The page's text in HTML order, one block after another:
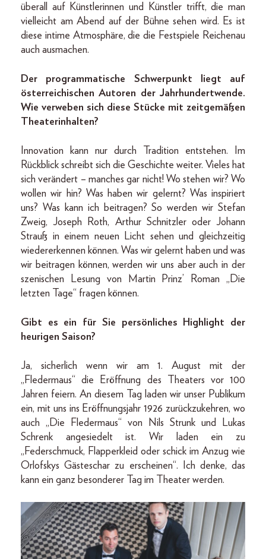
überall auf Künstlerinnen und Künstler trifft, die man
vielleicht am Abend auf der Bühne sehen wird. Es ist
diese intime Atmosphäre, die die Festspiele Reichenau
auch ausmachen.
Der programmatische Schwerpunkt liegt auf
österreichischen Autoren der Jahrhundertwende.
Wie verweben sich diese Stücke mit zeitgemäßen
Theaterinhalten?
Innovation kann nur durch Tradition entstehen. Im
Rückblick schreibt sich die Geschichte weiter. Vieles hat
sich verändert – manches gar nicht! Wo stehen wir? Wo
wollen wir hin? Was haben wir gelernt? Was inspiriert
uns? Was kann ich beitragen? So werden wir Stefan
Zweig, Joseph Roth, Arthur Schnitzler oder Johann
Strauß in einem neuen Licht sehen und gleichzeitig
wiedererkennen können. Was wir gelernt haben und was
wir beitragen können, werden wir uns aber auch in der
szenischen Lesung von Martin Prinz’ Roman „Die
letzten Tage“ fragen können.
Gibt es ein für Sie persönliches Highlight der
heurigen Saison?
Ja, sicherlich wenn wir am 1. August mit der
„Fledermaus“ die Eröffnung des Theaters vor 100
Jahren feiern. An diesem Tag laden wir unser Publikum
ein, mit uns ins Eröffnungsjahr 1926 zurückzukehren, wo
auch „Die Fledermaus“ von Nils Strunk und Lukas
Schrenk angesiedelt ist. Wir laden ein zu
„Federschmuck, Flapperkleid oder schick im Anzug wie
Orlofskys Gästeschar zu erscheinen“. Ich denke, das
kann ein ganz besonderer Tag im Theater werden.